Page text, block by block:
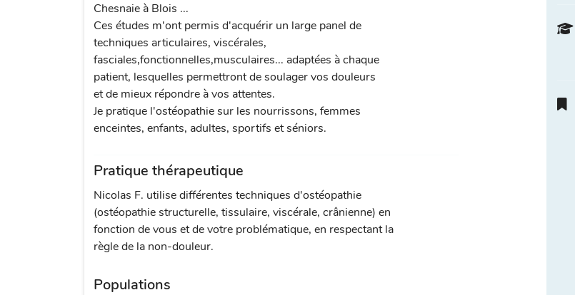
Chesnaie à Blois ...
Ces études m'ont permis d'acquérir un large panel de
techniques articulaires, viscérales,
fasciales,fonctionnelles,musculaires... adaptées à chaque
patient, lesquelles permettront de soulager vos douleurs
et de mieux répondre à vos attentes.
Je pratique l'ostéopathie sur les nourrissons, femmes
enceintes, enfants, adultes, sportifs et séniors.
Pratique thérapeutique
Nicolas F. utilise différentes techniques d'ostéopathie
(ostéopathie structurelle, tissulaire, viscérale, crânienne) en
fonction de vous et de votre problématique, en respectant la
règle de la non-douleur.
Populations